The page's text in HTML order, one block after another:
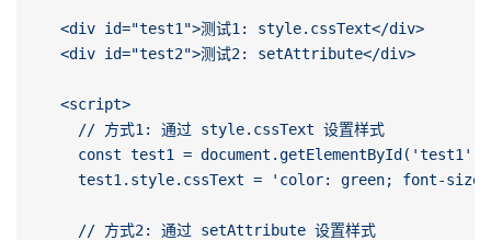
  <div id="test1">测试1: style.cssText</div>
  <div id="test2">测试2: setAttribute</div>
  <script>
    // 方式1: 通过 style.cssText 设置样式
    const test1 = document.getElementById('test1');
test1.style.cssText = 'color: green; font-
    // 方式2: 通过 setAttribute 设置样式